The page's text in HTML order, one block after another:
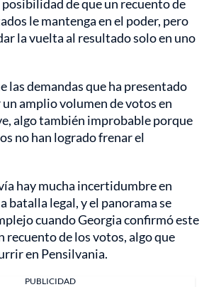
de que un recuento de
le mantenga en el poder, pero
la vuelta al resultado solo en uno
las demandas que ha presentado
amplio volumen de votos en
algo también improbable porque
no han logrado frenar el
hay mucha incertidumbre en
batalla legal, y el panorama se
cuando Georgia confirmó este
recuento de los votos, algo que
en Pensilvania.
PUBLICIDAD